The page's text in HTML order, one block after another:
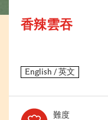
香辣雲吞
難度Level: